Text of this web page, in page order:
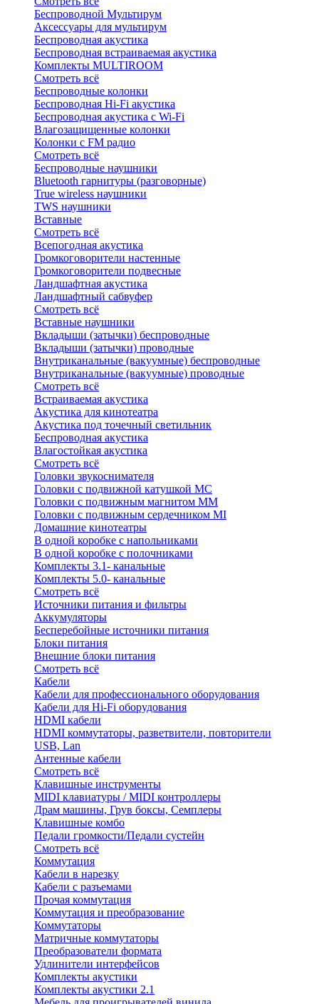
Беспроводной Мультирум
Аксессуары для мультирум
Беспроводная акустика
Беспроводная встраиваемая акустика
Комплекты MULTIROOM
Смотреть всё
Беспроводные колонки
Беспроводная Hi-Fi акустика
Беспроводная акустика с Wi-Fi
Влагозащищенные колонки
Колонки с FM радио
Смотреть всё
Беспроводные наушники
Bluetоoth гарнитуры (разговорные)
True wireless наушники
TWS наушники
Вставные
Смотреть всё
Всепогодная акустика
Громкоговорители настенные
Громкоговорители подвесные
Ландшафтная акустика
Ландшафтный сабвуфер
Смотреть всё
Вставные наушники
Вкладыши (затычки) беспроводные
Вкладыши (затычки) проводные
Внутриканальные (вакуумные) беспроводные
Внутриканальные (вакуумные) проводные
Смотреть всё
Встраиваемая акустика
Акустика для кинотеатра
Акустика под точечный светильник
Беспроводная акустика
Влагостойкая акустика
Смотреть всё
Головки звукоснимателя
Головки с подвижной катушкой MC
Головки с подвижным магнитом ММ
Головки с подвижным сердечником MI
Домашние кинотеатры
В одной коробке с напольниками
В одной коробке с полочниками
Комплекты 3.1- канальные
Комплекты 5.0- канальные
Смотреть всё
Источники питания и фильтры
Аккумуляторы
Бесперебойные источники питания
Блоки питания
Внешние блоки питания
Смотреть всё
Кабели
Кабели для профессионального оборудования
Кабели для Hi-Fi оборудования
HDMI кабели
HDMI коммутаторы, разветвители, повторители
USB, Lan
Антенные кабели
Смотреть всё
Клавишные инструменты
MIDI клавиатуры / MIDI контроллеры
Драм машины, Грув боксы, Семплеры
Клавишные комбо
Педали громкости/Педали сустейн
Смотреть всё
Коммутация
Кабели в нарезку
Кабели с разъемами
Прочая коммутация
Коммутация и преобразование
Коммутаторы
Матричные коммутаторы
Преобразователи формата
Удлинители интерфейсов
Комплекты акустики
Комплекты акустики 2.1